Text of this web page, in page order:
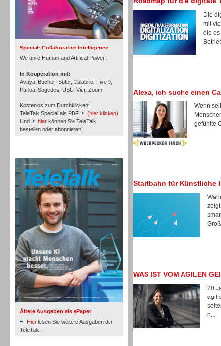
Special: Collaborative Intelligence
We unite Human and Artifical Power.
In Kooperation mit:
Avaya, Bucher+Suter, Calabrio, Five 9,
Parloa, Sogedes, USU, Vier, Zoom
Kostenlos zum Durchklicken:
TeleTalk Special als PDF
(hier klicken)
Und
hier können Sie TeleTalk
bestellen oder abonnieren!
Ältere Ausgaben als ePaper
Hier lesen Sie weitere Ausgaben der
TeleTalk.
Inbound
Inbound
Die
mit
die es
Alexa, ich suche einen
Wenn
gefühlte
Startbahn für Künstliche
WAS IST VOM AGILEN
20
agil
n...